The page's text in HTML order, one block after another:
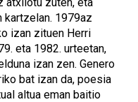
1979az
izan zituen Herri
eta 1982. urteetan,
izan zen. Genero
bat izan da, poesia
altua eman baitio